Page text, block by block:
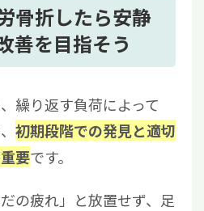
骨折したら安静
善を目指そう
繰り返す負荷によって
初期段階での発見と適切
要です。
の疲れ」と放置せず、足